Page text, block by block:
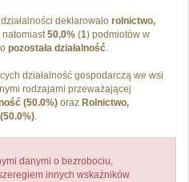
deklarowało rolnictwo,
natomiast50,0% (1) podmiotów w
pozostała działalność.
działalność gospodarczą we wsi
rodzajami przeważającej
(50.0%) oraz Rolnictwo,
.
danymi o bezrobociu,
innych wskaźników